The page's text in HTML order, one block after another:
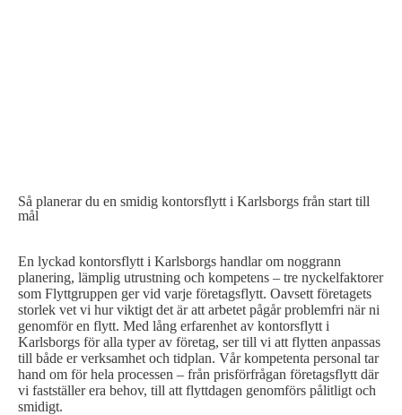
Så planerar du en smidig kontorsflytt i Karlsborgs från start till
mål
En lyckad kontorsflytt i Karlsborgs handlar om noggrann
planering, lämplig utrustning och kompetens – tre nyckelfaktorer
som Flyttgruppen ger vid varje företagsflytt. Oavsett företagets
storlek vet vi hur viktigt det är att arbetet pågår problemfri när ni
genomför en flytt. Med lång erfarenhet av kontorsflytt i
Karlsborgs för alla typer av företag, ser till vi att flytten anpassas
till både er verksamhet och tidplan. Vår kompetenta personal tar
hand om för hela processen – från prisförfrågan företagsflytt där
vi fastställer era behov, till att flyttdagen genomförs pålitligt och
smidigt.